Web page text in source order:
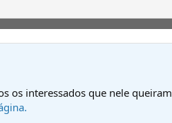
os interessados que nele queiram